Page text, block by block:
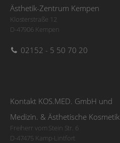
Ästhetik-Zentrum Kempen
Klosterstraße 12
D-47906 Kempen
02152 - 5 50 70 20
Kontakt KOS.MED. GmbH und
Medizin. & Ästhetische Kosmetik
Freiherr vom Stein Str. 6
D-47475 Kamp-Lintfort